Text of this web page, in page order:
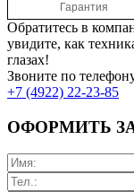
Гарантия
Обратитесь в
увидите, как
глазах!
Звоните по
+7 (4922) 22-23-85
ОФОРМИТЬ